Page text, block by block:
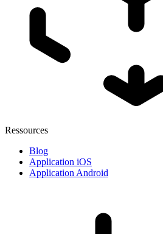
Ressources
Blog
Application iOS
Application Android